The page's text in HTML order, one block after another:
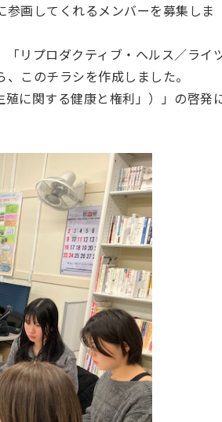
画してくれるメンバーを募集しま
リプロダクティブ・ヘルス／ライ
このチラシを作成しました。
に関する健康と権利」）」の啓発